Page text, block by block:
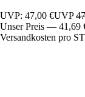
UVP: 47,00 €UVP
Unser Preis — 41,69
Versandkosten pro ST